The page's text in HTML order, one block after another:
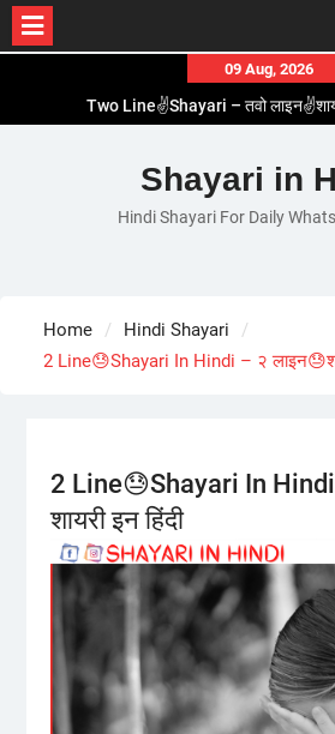
content
09 Aug, 2026
Two Line✌️Shayari – तवो
Romantic Love😽Status – रोमांटिक
Love🥳Poetry In Hindi – लव🥳पोएट्री
1 Line☝️Shayari In Hindi – १ लाइन☝️शायरी
Shayari in
Hindi Shayari For Daily
Home
Hindi Shayari
2 Line😓Shayari In Hindi – २
2 Line😓Shayari In
शायरी इन हिंदी